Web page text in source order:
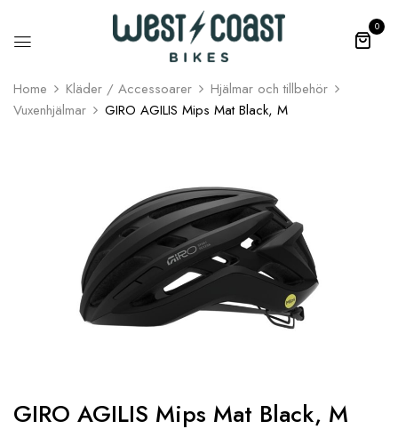
0
Home Kläder / Accessoarer
Hjälmar och tillbehör
Vuxenhjälmar
GIRO AGILIS Mips Mat Black, M
GIRO AGILIS Mips Mat Black, M